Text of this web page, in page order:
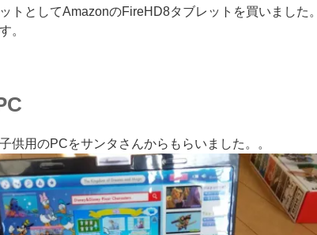
トとしてAmazonのFireHD8タブレットを買いました。
。
供用のPCをサンタさんからもらいました。。